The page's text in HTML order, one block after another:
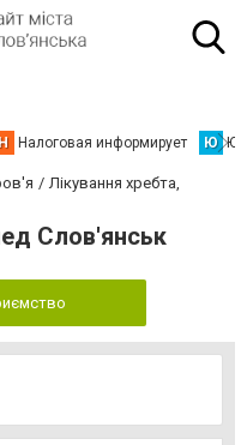
Н Налоговая информирует Ю
Лікування хребта,
Слов'янськ